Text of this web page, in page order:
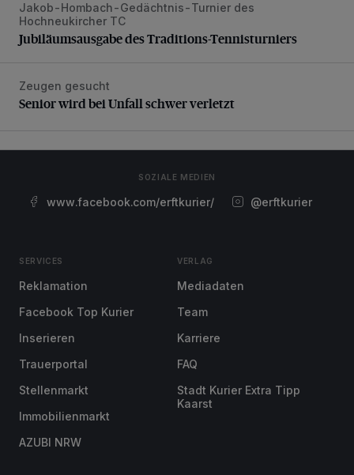
Jubiläumsausgabe des Traditions-Tennisturniers
Jakob-Hombach-Gedächtnis-Turnier des
Hochneukircher TC
Jubiläumsausgabe des Traditions-Tennisturniers
Senior wird bei Unfall schwer verletzt
Zeugen gesucht
Senior wird bei Unfall schwer verletzt
SOZIALE MEDIEN
www.facebook.com/erftkurier/ @erftkurier
SERVICES
Reklamation
Facebook Top Kurier
Inserieren
Trauerportal
Stellenmarkt
Immobilienmarkt
AZUBI NRW
VERLAG
Mediadaten
Team
Karriere
FAQ
Stadt Kurier Extra Tipp
Kaarst